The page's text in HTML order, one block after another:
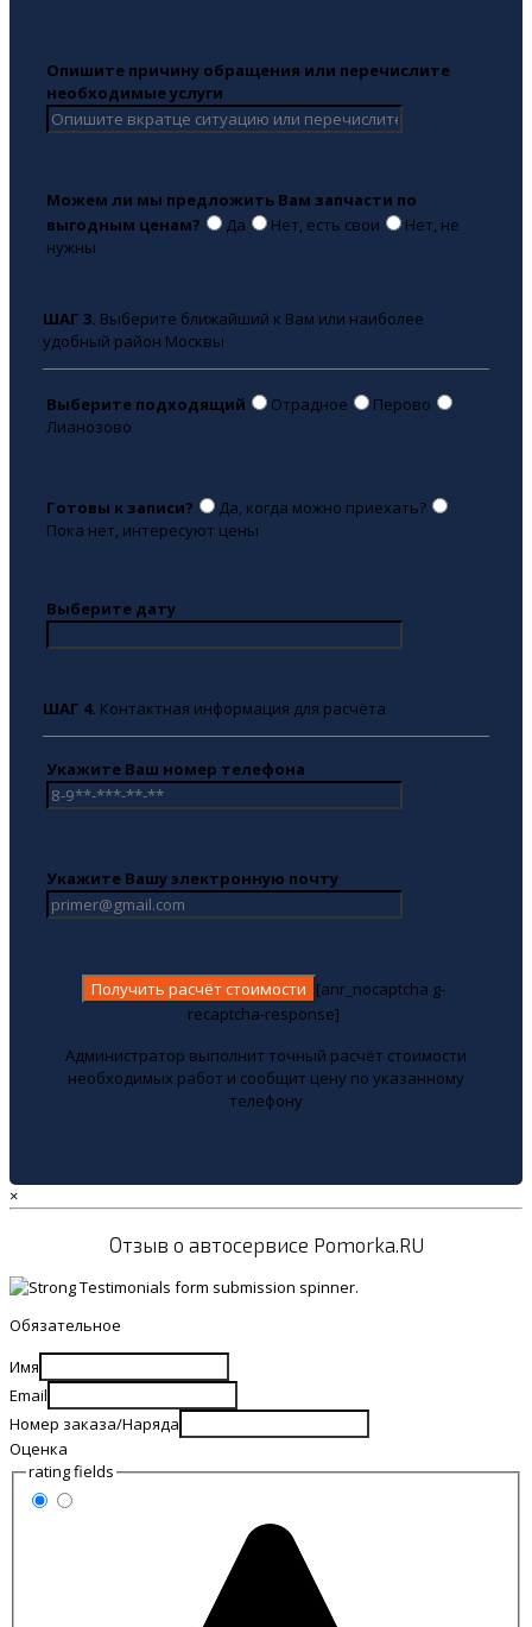
Опишите причину обращения или перечислите
необходимые услуги
Можем ли мы предложить Вам запчасти по
выгодным ценам?
Да Нет, есть свои
Нет, не
нужны
ШАГ 3. Выберите ближайший к Вам или наиболее
удобный район Москвы
Выберите подходящий Отрадное
Перово
Лианозово
Готовы к записи?
Да, когда можно приехать?
Пока нет, интересуют цены
Выберите дату
ШАГ 4. Контактная информация для расчёта
Укажите Ваш номер телефона
Укажите Вашу электронную почту
[anr_nocaptcha g-
recaptcha-response]
Администратор выполнит точный расчёт стоимости
необходимых работ и сообщит цену по указанному
телефону
×
Отзыв о автосервисе Pomorka.RU
Обязательное
Имя
Email
Номер заказа/Наряда
Оценка
rating fields